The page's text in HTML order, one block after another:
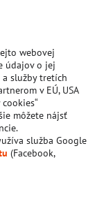
webovej
údajov o jej
služby tretích
v EÚ, USA
môžete nájsť
služba Google
(Facebook,